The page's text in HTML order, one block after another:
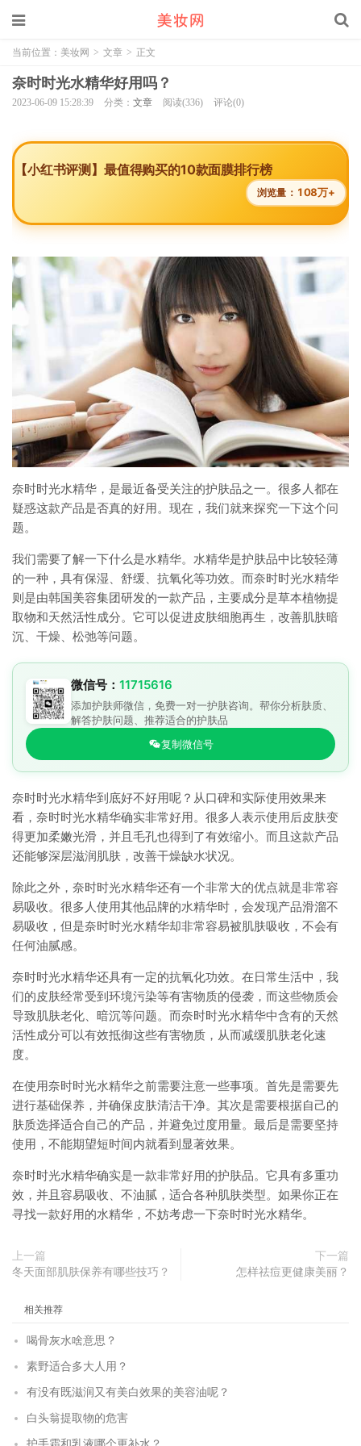
当前位置： 美妆网 > 文章 > 正文
奈时时光水精华好用吗？
2023-06-09 15:28:39 分类： 文章 阅读(336) 评论(0)
【小红书评测】最值得购买的10款面膜排行榜
浏览量： 108万+
奈时时光水精华，是最近备受关注的护肤品之一。很多人都在
疑惑这款产品是否真的好用。现在，我们就来探究一下这个问
题。
我们需要了解一下什么是水精华。水精华是护肤品中比较轻薄
的一种，具有保湿、舒缓、抗氧化等功效。而奈时时光水精华
则是由韩国美容集团研发的一款产品，主要成分是草本植物提
取物和天然活性成分。它可以促进皮肤细胞再生，改善肌肤暗
沉、干燥、松弛等问题。
微信号： 11715616
添加护肤师微信，免费一对一护肤咨询。帮你分析肤质、
解答护肤问题、推荐适合的护肤品
复制微信号
奈时时光水精华到底好不好用呢？从口碑和实际使用效果来
看，奈时时光水精华确实非常好用。很多人表示使用后皮肤变
得更加柔嫩光滑，并且毛孔也得到了有效缩小。而且这款产品
还能够深层滋润肌肤，改善干燥缺水状况。
除此之外，奈时时光水精华还有一个非常大的优点就是非常容
易吸收。很多人使用其他品牌的水精华时，会发现产品滑溜不
易吸收，但是奈时时光水精华却非常容易被肌肤吸收，不会有
任何油腻感。
奈时时光水精华还具有一定的抗氧化功效。在日常生活中，我
们的皮肤经常受到环境污染等有害物质的侵袭，而这些物质会
导致肌肤老化、暗沉等问题。而奈时时光水精华中含有的天然
活性成分可以有效抵御这些有害物质，从而减缓肌肤老化速
度。
在使用奈时时光水精华之前需要注意一些事项。首先是需要先
进行基础保养，并确保皮肤清洁干净。其次是需要根据自己的
肤质选择适合自己的产品，并避免过度用量。最后是需要坚持
使用，不能期望短时间内就看到显著效果。
奈时时光水精华确实是一款非常好用的护肤品。它具有多重功
效，并且容易吸收、不油腻，适合各种肌肤类型。如果你正在
寻找一款好用的水精华，不妨考虑一下奈时时光水精华。
上一篇
冬天面部肌肤保养有哪些技巧？
下一篇
怎样祛痘更健康美丽？
相关推荐
喝骨灰水啥意思？
素野适合多大人用？
有没有既滋润又有美白效果的美容油呢？
白头翁提取物的危害